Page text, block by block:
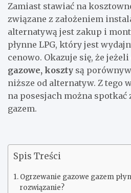
Zamiast stawiać na
związane z założeniem
alternatywą jest zakup i
płynne LPG, który jest
cenowo. Okazuje się, że
gazowe, koszty są
niższe od alternatyw. Z tego
na posesjach można
gazem.
Spis Treści
Ogrzewanie gazowe gazem
rozwiązanie?